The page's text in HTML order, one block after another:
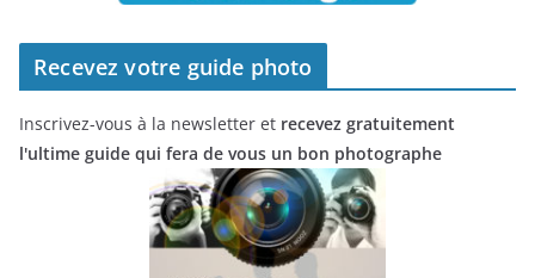
Recevez votre guide photo
Inscrivez-vous à la newsletter et recevez gratuitement
l'ultime guide qui fera de vous un bon photographe